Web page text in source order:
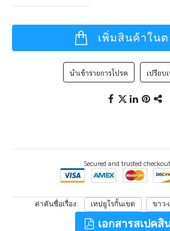
เพิ่มสินค้าในต
นำเข้ารายการโปรด เปรียบ
Secured and trusted
ค่าคันชื่อเรื่อง เทปยูโรกั้นเขต ขาว-
เอกสารสเปคสิ